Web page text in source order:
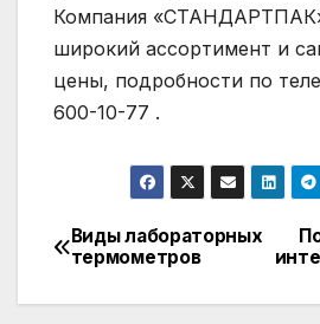
Компания
широкий ассортимент и
цены, подробности по
600-10-77 .
Навигация
по
Виды лабораторных
термометров